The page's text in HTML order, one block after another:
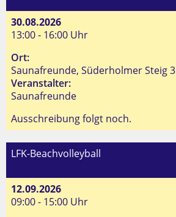
30.08.2026
13:00 - 16:00 Uhr
Ort:
Saunafreunde, Süderholmer Steig 3
Veranstalter:
Saunafreunde
Ausschreibung folgt noch.
LFK-Beachvolleyball
12.09.2026
09:00 - 15:00 Uhr